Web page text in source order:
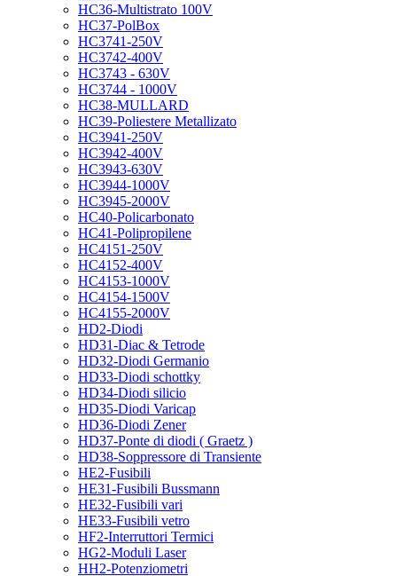
HC36-Multistrato 100V
HC37-PolBox
HC3741-250V
HC3742-400V
HC3743 - 630V
HC3744 - 1000V
HC38-MULLARD
HC39-Poliestere Metallizato
HC3941-250V
HC3942-400V
HC3943-630V
HC3944-1000V
HC3945-2000V
HC40-Policarbonato
HC41-Polipropilene
HC4151-250V
HC4152-400V
HC4153-1000V
HC4154-1500V
HC4155-2000V
HD2-Diodi
HD31-Diac & Tetrode
HD32-Diodi Germanio
HD33-Diodi schottky
HD34-Diodi silicio
HD35-Diodi Varicap
HD36-Diodi Zener
HD37-Ponte di diodi ( Graetz )
HD38-Soppressore di Transiente
HE2-Fusibili
HE31-Fusibili Bussmann
HE32-Fusibili vari
HE33-Fusibili vetro
HF2-Interruttori Termici
HG2-Moduli Laser
HH2-Potenziometri